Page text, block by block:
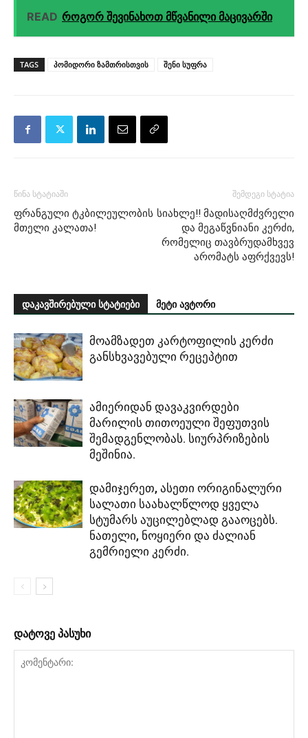
READ როგორ შევინახოთ მწვანილი მაცივარში
TAGS პომიდორი ზამთრისთვის შენი სუფრა
წინა სტატიაში
ფრანგული ტკბილეულობის
მთელი კალათა!
შემდეგი სტატია
სიახლე!! მადისაღმძვრელი
და მეგაწვნიანი კერძი,
რომელიც თავბრუდამხვევ
არომატს აფრქვევს!
დაკავშირებული სტატიები მეტი ავტორი
მოამზადეთ კარტოფილის კერძი
განსხვავებული რეცეპტით
ამიერიდან დავაკვირდები
მარილის თითოეული შეფუთვის
შემადგენლობას. სიურპრიზების
მეშინია.
დამიჯერეთ, ასეთი ორიგინალური
სალათი საახალწლოდ ყველა
სტუმარს აუცილებლად გააოცებს.
ნათელი, ნოყიერი და ძალიან
გემრიელი კერძი.
დატოვე პასუხი